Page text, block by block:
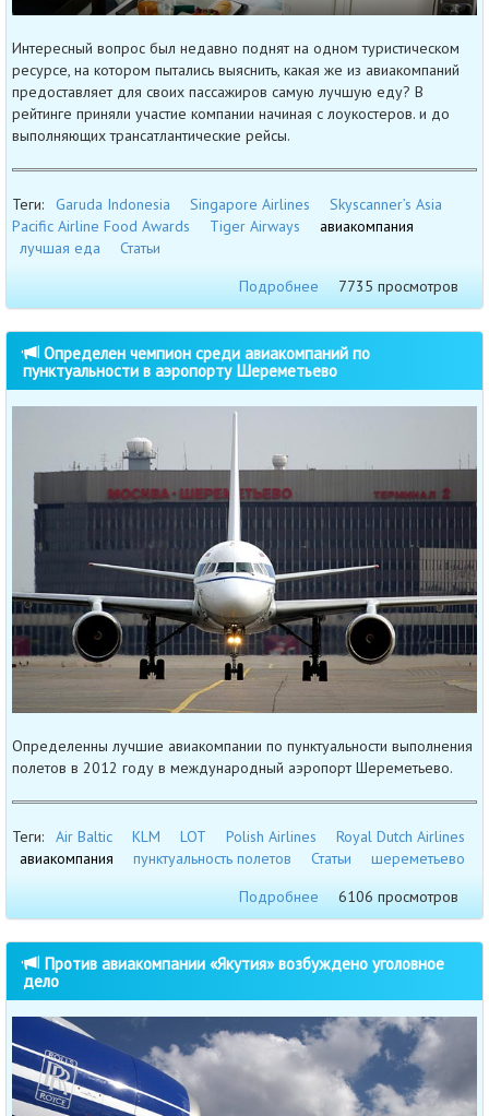
Интересный вопрос был недавно поднят на одном туристическом
ресурсе, на котором пытались выяснить, какая же из авиакомпаний
предоставляет для своих пассажиров самую лучшую еду? В
рейтинге приняли участие компании начиная с лоукостеров. и до
выполняющих трансатлантические рейсы.
Теги: Garuda Indonesia Singapore Airlines
Skyscanner’s Asia
Pacific Airline Food Awards
Tiger Airways
авиакомпания
лучшая еда
Статьи
Подробнее
7735 просмотров
Определен чемпион среди авиакомпаний по
пунктуальности в аэропорту Шереметьево
Определенны лучшие авиакомпании по пунктуальности выполнения
полетов в 2012 году в международный аэропорт Шереметьево.
Теги: Air Baltic KLM LOT Polish Airlines
Royal Dutch Airlines
авиакомпания
пунктуальность полетов Статьи
шереметьево
Подробнее
6106 просмотров
Против авиакомпании «Якутия» возбуждено уголовное
дело